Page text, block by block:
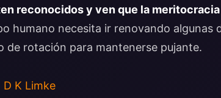
reconocidos y ven que la
humano necesita ir renovando algunas
de rotación para mantenerse pujante.
D K Limke